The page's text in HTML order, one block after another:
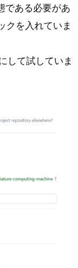
である必要があ
クを入れていま
して試していま